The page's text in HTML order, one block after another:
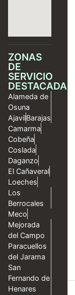
ZONAS
DE
SERVICIO
DESTACADAS
Alameda de
Osuna
AjavilBarajas
Camarma
Cobeña
Coslada
Daganzo
El Cañaveral
Loeches
Los
Berrocales
Meco
Mejorada
del Campo
Paracuellos
del Jarama
San
Fernando de
Henares